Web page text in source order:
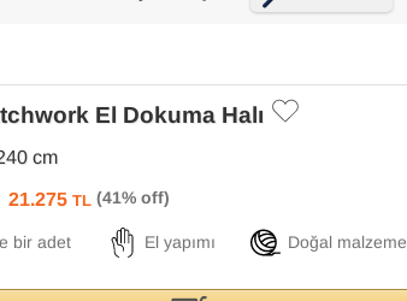
El Dokuma Halı
cm
21.275 TL
bir adet El yapımı Doğal malzeme